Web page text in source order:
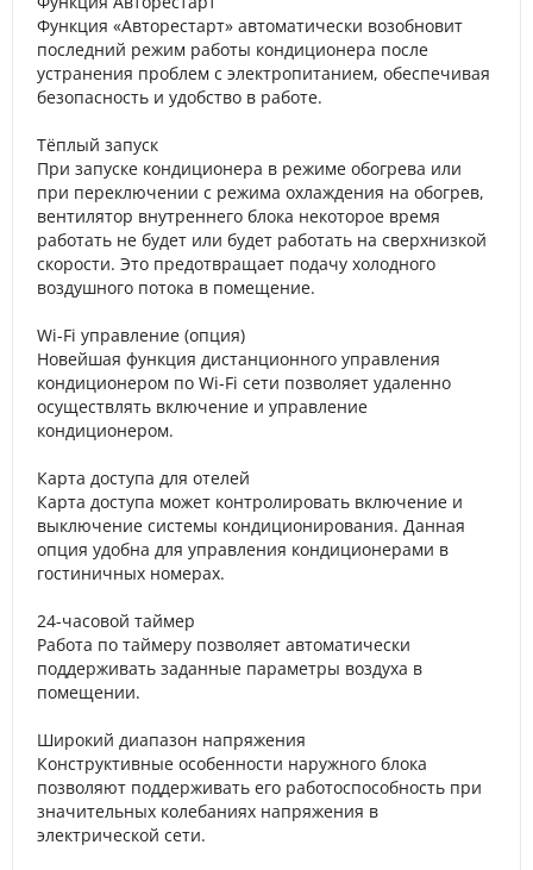
Функция «Авторестарт» автоматически возобновит
последний режим работы кондиционера после
устранения проблем с электропитанием, обеспечивая
безопасность и удобство в работе.
Тёплый запуск
При запуске кондиционера в режиме обогрева или
при переключении с режима охлаждения на обогрев,
вентилятор внутреннего блока некоторое время
работать не будет или будет работать на сверхнизкой
скорости. Это предотвращает подачу холодного
воздушного потока в помещение.
Wi-Fi управление (опция)
Новейшая функция дистанционного управления
кондиционером по Wi-Fi сети позволяет удаленно
осуществлять включение и управление
кондиционером.
Карта доступа для отелей
Карта доступа может контролировать включение и
выключение системы кондиционирования. Данная
опция удобна для управления кондиционерами в
гостиничных номерах.
24-часовой таймер
Работа по таймеру позволяет автоматически
поддерживать заданные параметры воздуха в
помещении.
Широкий диапазон напряжения
Конструктивные особенности наружного блока
позволяют поддерживать его работоспособность при
значительных колебаниях напряжения в
электрической сети.